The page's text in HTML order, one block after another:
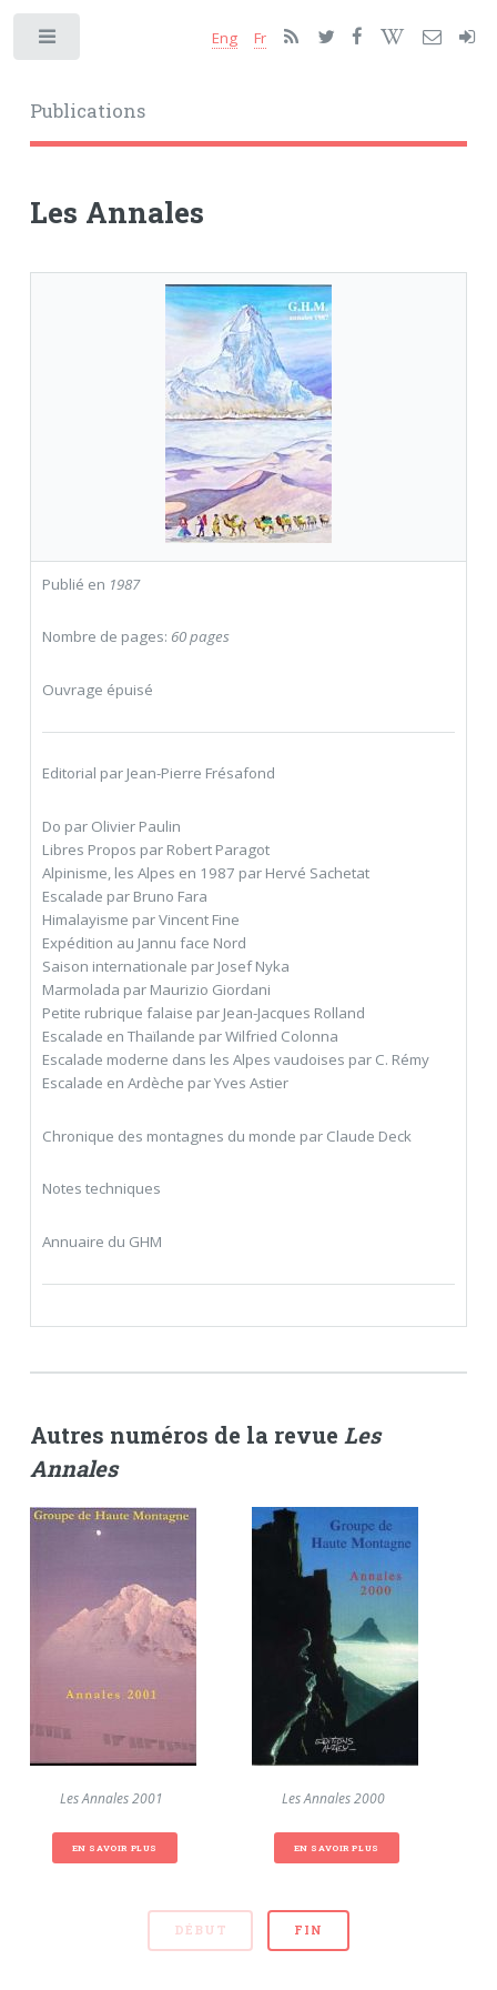
Publications
Eng Fr
Les Annales
Publié en 1987
Nombre de pages: 60 pages
Ouvrage épuisé
Editorial par Jean-Pierre Frésafond
Do par Olivier Paulin
Libres Propos par Robert Paragot
Alpinisme, les Alpes en 1987 par Hervé Sachetat
Escalade par Bruno Fara
Himalayisme par Vincent Fine
Expédition au Jannu face Nord
Saison internationale par Josef Nyka
Marmolada par Maurizio Giordani
Petite rubrique falaise par Jean-Jacques Rolland
Escalade en Thaïlande par Wilfried Colonna
Escalade moderne dans les Alpes vaudoises par C. Rémy
Escalade en Ardèche par Yves Astier
Chronique des montagnes du monde par Claude Deck
Notes techniques
Annuaire du GHM
Autres numéros de la revue Les
Annales
Les Annales 2001
EN SAVOIR PLUS
Les Annales 2000
EN SAVOIR PLUS
DÉBUT FIN